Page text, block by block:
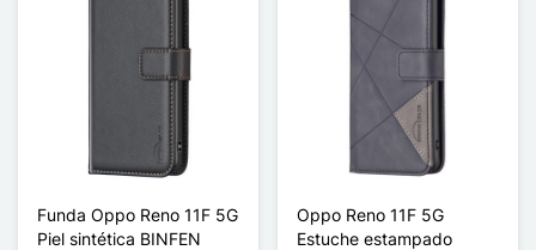
Funda Oppo Reno 11F 5G
Piel sintética BINFEN
Oppo Reno 11F 5G
Estuche estampado